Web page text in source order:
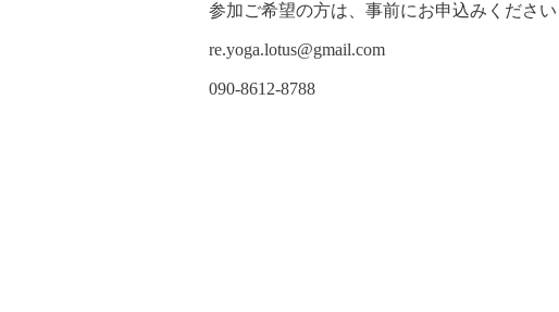
参加ご希望の方は、事前にお申込みください
re.yoga.lotus@gmail.com
090-8612-8788